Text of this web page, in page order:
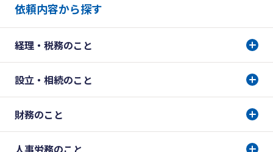
依頼内容から探す
経理・税務のこと
設立・相続のこと
財務のこと
人事労務のこと